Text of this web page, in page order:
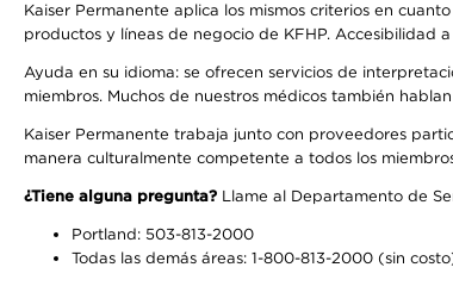
Kaiser Permanente aplica los mismos criterios en
productos y líneas de negocio de KFHP. Accesibilidad
Ayuda en su idioma: se ofrecen servicios de
miembros. Muchos de nuestros médicos también
Kaiser Permanente trabaja junto con proveedores
manera culturalmente competente a todos los
¿Tiene alguna pregunta? Llame al Departamento de
Portland: 503-813-2000
Todas las demás áreas: 1-800-813-2000 (sin